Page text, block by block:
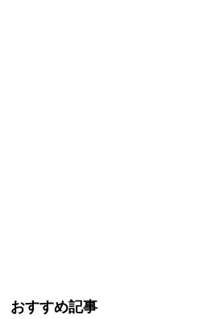
おすすめ記事